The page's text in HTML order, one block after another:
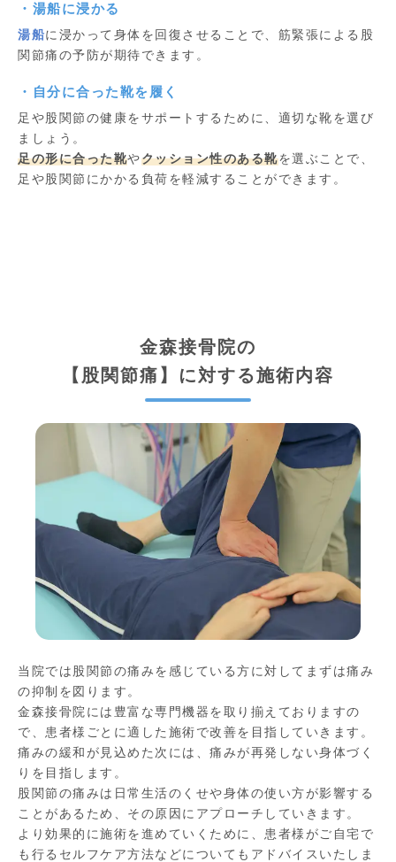
・湯船に浸かる
湯船に浸かって身体を回復させることで、筋緊張による股
関節痛の予防が期待できます。
・自分に合った靴を履く
足や股関節の健康をサポートするために、適切な靴を選び
ましょう。
足の形に合った靴やクッション性のある靴を選ぶことで、
足や股関節にかかる負荷を軽減することができます。
金森接骨院の
【股関節痛】に対する施術内容
当院では股関節の痛みを感じている方に対してまずは痛み
の抑制を図ります。
金森接骨院には豊富な専門機器を取り揃えておりますの
で、患者様ごとに適した施術で改善を目指していきます。
痛みの緩和が見込めた次には、痛みが再発しない身体づく
りを目指します。
股関節の痛みは日常生活のくせや身体の使い方が影響する
ことがあるため、その原因にアプローチしていきます。
より効果的に施術を進めていくために、患者様がご自宅で
も行るセルフケア方法などについてもアドバイスいたしま